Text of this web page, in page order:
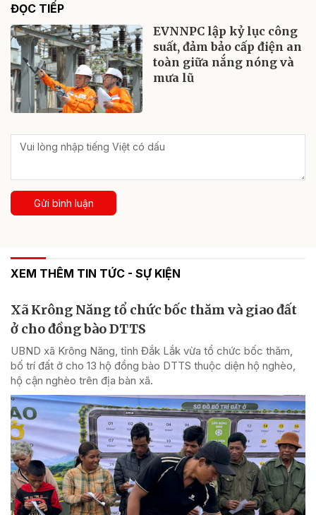
ĐỌC TIẾP
EVNNPC lập kỷ lục công
suất, đảm bảo cấp điện an
toàn giữa nắng nóng và
mưa lũ
Gửi bình luận
XEM THÊM TIN TỨC - SỰ KIỆN
Xã Krông Năng tổ chức bốc thăm và giao đất
ở cho đồng bào DTTS
UBND xã Krông Năng, tỉnh Đắk Lắk vừa tổ chức bốc thăm,
bố trí đất ở cho 13 hộ đồng bào DTTS thuộc diện hộ nghèo,
hộ cận nghèo trên địa bàn xã.